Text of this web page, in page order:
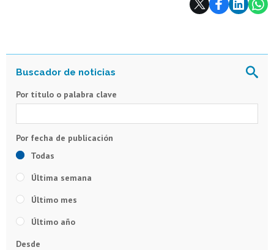
Por título o palabra clave
Todas
Última semana
Último mes
Último año
Desde